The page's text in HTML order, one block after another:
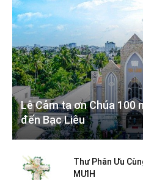
Lễ Cảm tạ ơn Chúa 100
đến Bạc Liêu
Thư Phân Ưu
MƯIH